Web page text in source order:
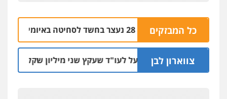
כל המבזקים
נצרת: בן 28 נעצר בחשד לסחיטה באיומים מטלפון שאינו שלו
צווארון לבן
מאסר בפועל לעו"ד שעקץ שני מיליון שקל על דירה השייכת